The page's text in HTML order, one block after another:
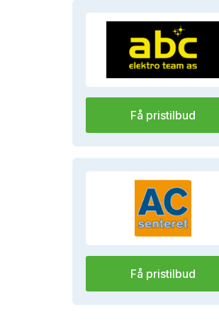
Få pristilbud
Få pristilbud